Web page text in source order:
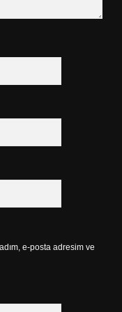
e-posta adresim ve